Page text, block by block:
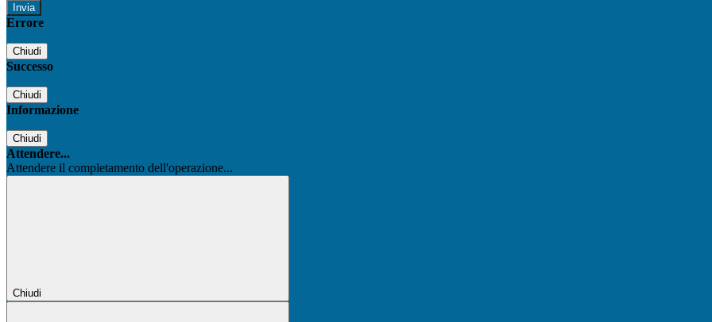
Errore
Chiudi
Successo
Chiudi
Informazione
Chiudi
Attendere...
Attendere il completamento dell'operazione...
Chiudi